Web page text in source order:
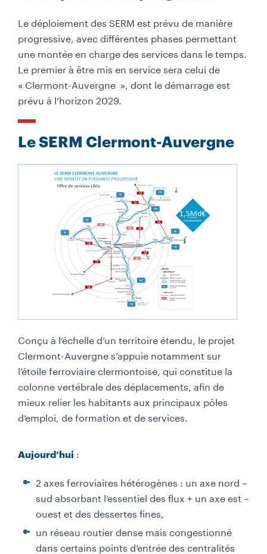
Le déploiement des SERM est prévu de manière
progressive, avec différentes phases permettant
une montée en charge des services dans le temps.
Le premier à être mis en service sera celui de
« Clermont-Auvergne », dont le démarrage est
prévu à l’horizon 2029.
Le SERM Clermont-Auvergne
Conçu à l’échelle d’un territoire étendu, le projet
Clermont-Auvergne s’appuie notamment sur
l’étoile ferroviaire clermontoise, qui constitue la
colonne vertébrale des déplacements, afin de
mieux relier les habitants aux principaux pôles
d’emploi, de formation et de services.
Aujourd’hui :
2 axes ferroviaires hétérogènes : un axe nord –
sud absorbant l’essentiel des flux + un axe est –
ouest et des dessertes fines,
un réseau routier dense mais congestionné
dans certains points d’entrée des centralités